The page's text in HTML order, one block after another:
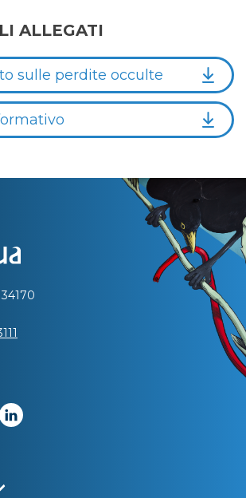
ALLEGATI
sulle perdite occulte